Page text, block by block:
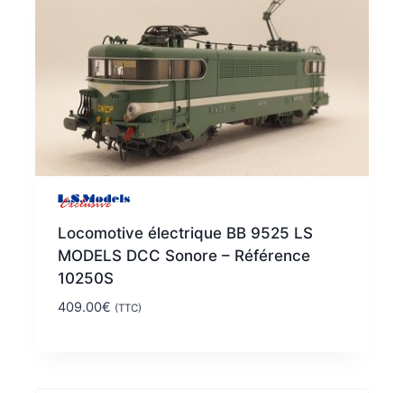
Locomotive électrique BB 9525 LS
MODELS DCC Sonore – Référence
10250S
409.00€ (TTC)